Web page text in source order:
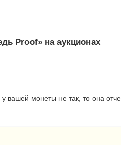
Proof» на аукционах
вашей монеты не так, то она